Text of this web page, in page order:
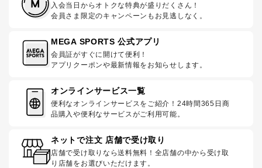
入会当日からオトクな特典が盛りだくさん！
会員さま限定のキャンペーンもお見逃しなく。
MEGA SPORTS 公式アプリ
会員証がすぐに開けて便利！
アプリクーポンや最新情報をお知らせします。
オンラインサービス一覧
便利なオンラインサービスをご紹介！24時間365日商
品購入や便利なサービスがご利用可能。
ネットで注文 店舗で受け取り
店舗で受け取りなら送料無料！全店舗の中から受け取
り店舗をお選びいただけます。